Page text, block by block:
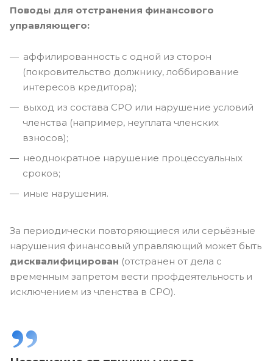
Поводы для отстранения финансового
управляющего:
аффилированность с одной из сторон
(покровительство должнику, лоббирование
интересов кредитора);
выход из состава СРО или нарушение условий
членства (например, неуплата членских
взносов);
неоднократное нарушение процессуальных
сроков;
иные нарушения.
За периодически повторяющиеся или серьёзные
нарушения финансовый управляющий может быть
дисквалифицирован (отстранен от дела с
временным запретом вести профдеятельность и
исключением из членства в СРО).